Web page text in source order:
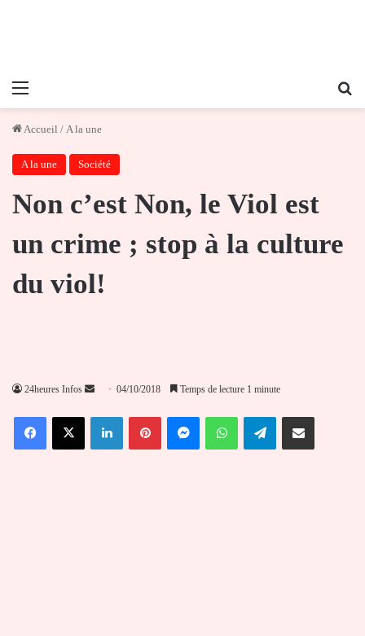
Menu
Accueil / A la une
A la une Société
Non c’est Non, le Viol est
un crime ; stop à la culture
du viol!
24heures Infos
Envoyer
courriel
04/10/2018 Temps de lecture 1 minute
FacebookX LinkedinPinterestMessengerWhatsAppTelegramPartager par email